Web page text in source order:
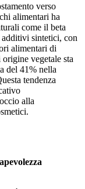
verso
alimentari ha
come il beta
sintetici, con
alimentari di
vegetale sta
del 41% nella
tendenza
alla